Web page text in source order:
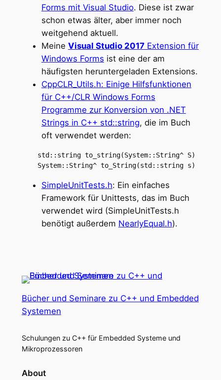
Forms mit Visual Studio. Diese ist zwar
schon etwas älter, aber immer noch
weitgehend aktuell.
Meine Visual Studio 2017Extension für
Windows Forms ist eine der am
häufigsten heruntergeladen Extensions.
CppCLR_Utils.h: Einige Hilfsfunktionen
für C++/CLR Windows Forms
Programme zur Konversion von .NET
Strings in C++ std::string, die im Buch
oft verwendet werden:
    System::String^ to_String(std::string s)
SimpleUnitTests.h: Ein einfaches
Framework für Unittests, das im Buch
verwendet wird (SimpleUnitTests.h
benötigt außerdem NearlyEqual.h).
Bücher und Seminare zu C++ und Embedded
Systemen
Schulungen zu C++ für Embedded Systeme und
Mikroprozessoren
About